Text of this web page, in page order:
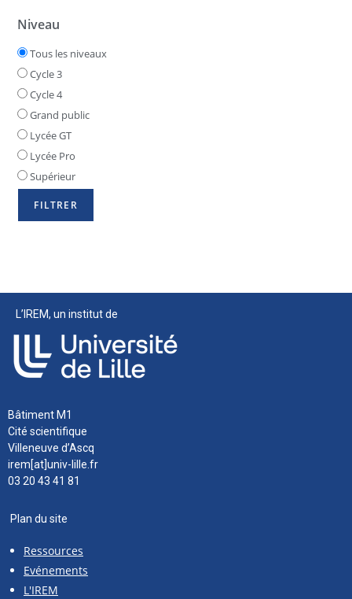
Niveau
Tous les niveaux
Cycle 3
Cycle 4
Grand public
Lycée GT
Lycée Pro
Supérieur
L’IREM, un institut de
Bâtiment M1
Cité scientifique
Villeneuve d’Ascq
irem[at]univ-lille.fr
03 20 43 41 81
Plan du site
Ressources
Evénements
L'IREM